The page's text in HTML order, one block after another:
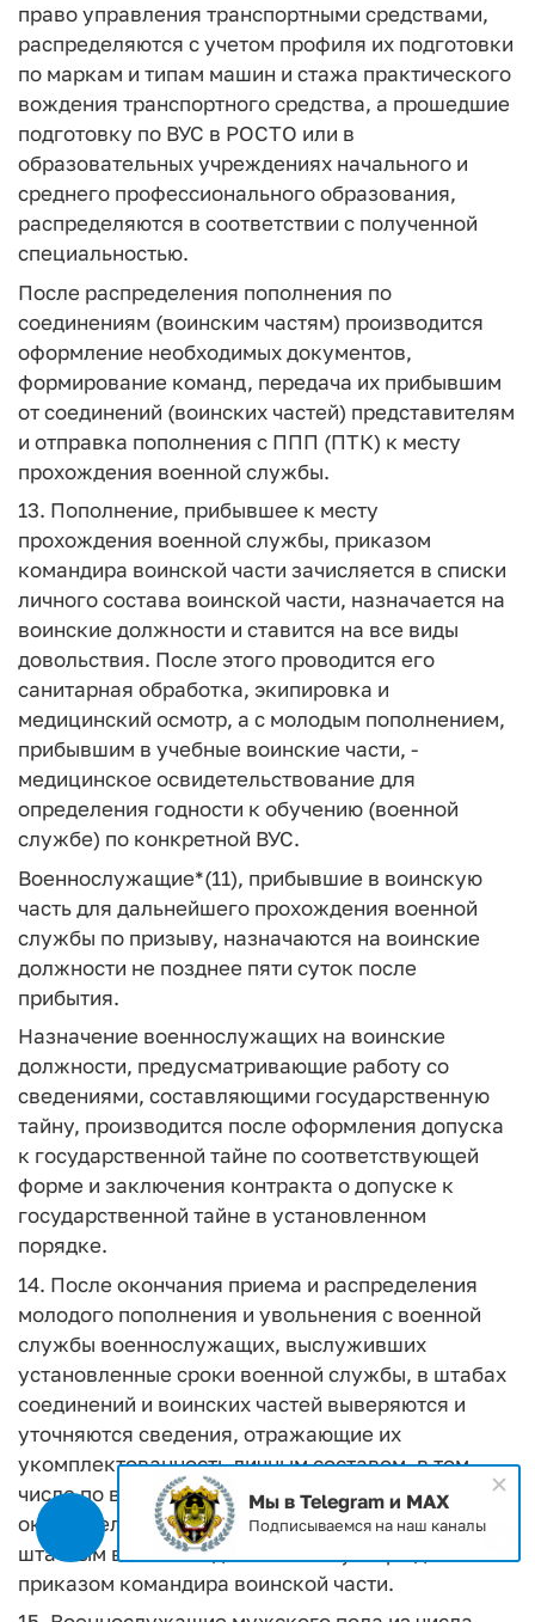
право управления транспортными средствами,
распределяются с учетом профиля их подготовки
по маркам и типам машин и стажа практического
вождения транспортного средства, а прошедшие
подготовку по ВУС в РОСТО или в
образовательных учреждениях начального и
среднего профессионального образования,
распределяются в соответствии с полученной
специальностью.
После распределения пополнения по
соединениям (воинским частям) производится
оформление необходимых документов,
формирование команд, передача их прибывшим
от соединений (воинских частей) представителям
и отправка пополнения с ППП (ПТК) к месту
прохождения военной службы.
13. Пополнение, прибывшее к месту
прохождения военной службы, приказом
командира воинской части зачисляется в списки
личного состава воинской части, назначается на
воинские должности и ставится на все виды
довольствия. После этого проводится его
санитарная обработка, экипировка и
медицинский осмотр, а с молодым пополнением,
прибывшим в учебные воинские части, -
медицинское освидетельствование для
определения годности к обучению (военной
службе) по конкретной ВУС.
Военнослужащие*(11), прибывшие в воинскую
часть для дальнейшего прохождения военной
службы по призыву, назначаются на воинские
должности не позднее пяти суток после
прибытия.
Назначение военнослужащих на воинские
должности, предусматривающие работу со
сведениями, составляющими государственную
тайну, производится после оформления допуска
к государственной тайне по соответствующей
форме и заключения контракта о допуске к
государственной тайне в установленном
порядке.
14. После окончания приема и распределения
молодого пополнения и увольнения с военной
службы военнослужащих, выслуживших
установленные сроки военной службы, в штабах
соединений и воинских частей выверяются и
уточняются сведения, отражающие их
укомплектованность личным составом, в том
числе по воинским должностям и ВУС, и
окончательная расстановка личного состава по
штатным воинским должностям утверждается
приказом командира воинской части.
Мы в Telegram и MAX
Подписываемся на наш каналы